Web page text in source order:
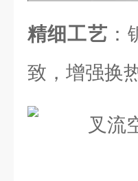
精细工艺
致，增强换